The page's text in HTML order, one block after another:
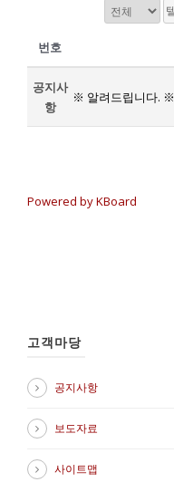
번호
공지사
항
※ 알려드립니다. ※
Powered by KBoard
고객마당
공지사항
보도자료
사이트맵